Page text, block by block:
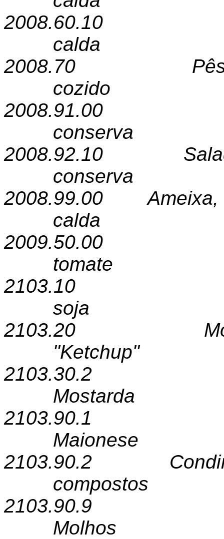
2008.60.10
calda
2008.70
cozido
2008.91.00
conserva
2008.92.10
conserva
2008.99.00
calda
2009.50.00
tomate
2103.10
soja
2103.20
"Ketchup"
2103.30.2
Mostarda
2103.90.1
Maionese
2103.90.2
compostos
2103.90.9
Molhos